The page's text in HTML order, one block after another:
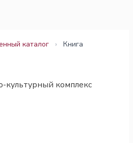
каталог › Книга
культурный комплекс